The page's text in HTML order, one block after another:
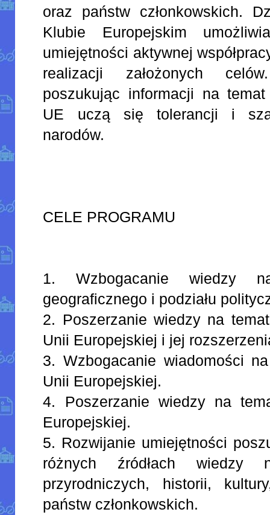
oraz państw członkowskich.
Klubie Europejskim
umiejętności aktywnej
realizacji założonych
poszukując informacji na temat
UE uczą się tolerancji i
narodów.
CELE PROGRAMU
1. Wzbogacanie wiedzy
geograficznego i podziału
2. Poszerzanie wiedzy na
Unii Europejskiej i jej
3. Wzbogacanie wiadomości
Unii Europejskiej.
4. Poszerzanie wiedzy na
Europejskiej.
5. Rozwijanie umiejętności
różnych źródłach wiedzy
przyrodniczych, historii,
państw członkowskich.